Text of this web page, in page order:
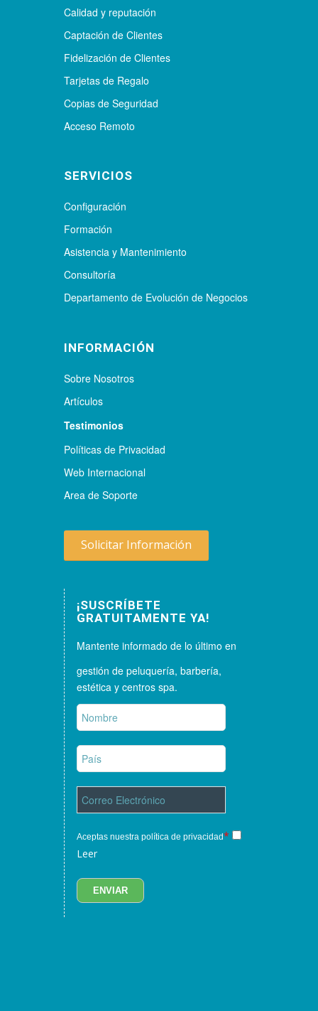
Calidad y reputación
Captación de Clientes
Fidelización de Clientes
Tarjetas de Regalo
Copias de Seguridad
Acceso Remoto
SERVICIOS
Configuración
Formación
Asistencia y Mantenimiento
Consultoría
Departamento de Evolución de Negocios
INFORMACIÓN
Sobre Nosotros
Artículos
Testimonios
Políticas de Privacidad
Web Internacional
Area de Soporte
Solicitar Información
¡SUSCRÍBETE
GRATUITAMENTE YA!
Mantente informado de lo último en
gestión de peluquería, barbería,
estética y centros spa.
Aceptas nuestra política de privacidad*
Leer